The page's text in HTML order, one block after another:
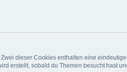
dieser Cookies enthalten eine
erstellt, sobald du Themen besucht hast